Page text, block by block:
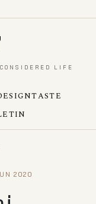
LIFE
TASTE
2020